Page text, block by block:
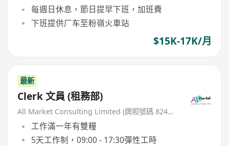
每週日休息，節日提早下班，加班費
下班提供厂车至粉嶺火車站
$15K-17K/月
最新
Clerk 文員 (租務部)
All Market Consulting Limited (牌照號碼 82468 -26-27年)
工作滿一年有雙糧
5天工作制，09:00 - 17:30彈性工時